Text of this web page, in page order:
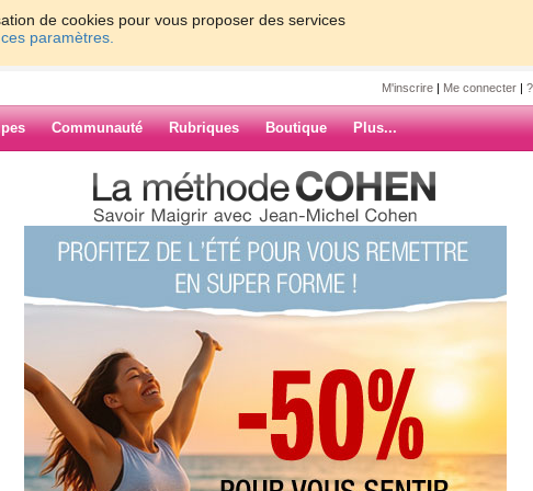
de cookies pour vous proposer des services
paramètres.
M'inscrire | Me connecter |
Communauté Rubriques Boutique Plus...
ARCHIVES